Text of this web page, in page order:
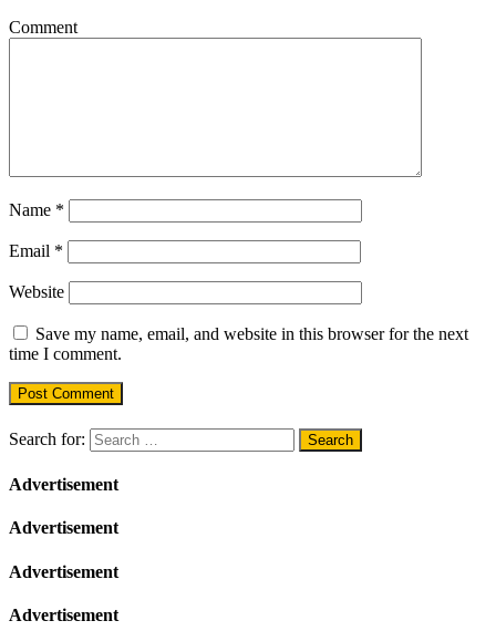
Comment
Name *
Email *
Website
Save my name, email, and website in this browser for the next
time I comment.
Search for:
Advertisement
Advertisement
Advertisement
Advertisement